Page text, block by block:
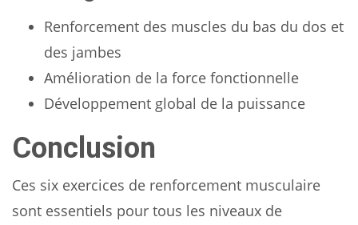
Renforcement des muscles du bas du dos et
des jambes
Amélioration de la force fonctionnelle
Développement global de la puissance
Conclusion
Ces six exercices de renforcement musculaire
sont essentiels pour tous les niveaux de